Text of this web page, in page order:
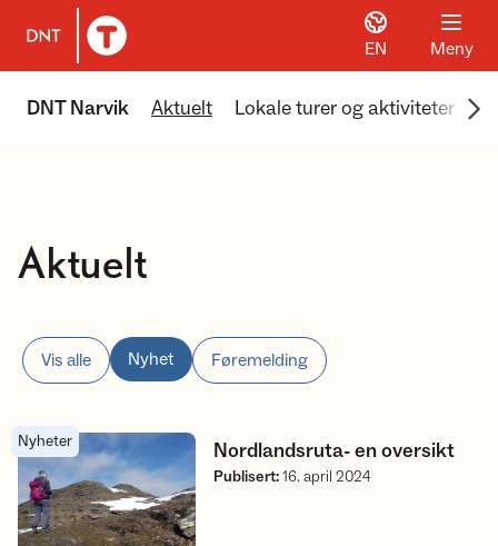
Til DNT.no forside
EN Meny
DNT Narvik Aktuelt Lokale turer og aktiviteter
Aktuelt
Vis alle Nyhet Føremelding
Nordlandsruta- en oversikt
Nyheter
Publisert:16. april 2024
Nordlandsruta- en oversikt